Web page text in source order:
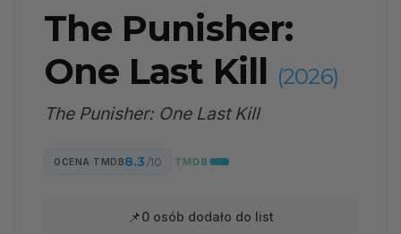
The Punisher:
One Last Kill (2026)
The Punisher: One Last Kill
OCENA TMDB8.3 /10
📌0 osób dodało do list